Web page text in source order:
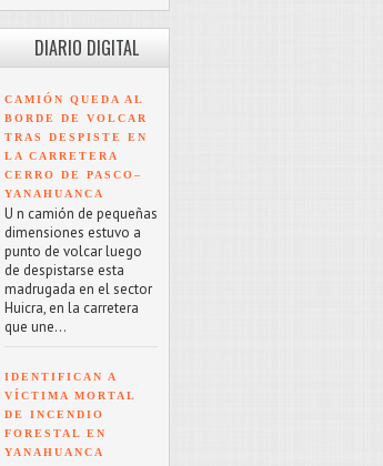
DIARIO DIGITAL
CAMIÓN QUEDA AL
BORDE DE VOLCAR
TRAS DESPISTE EN
LA CARRETERA
CERRO DE PASCO–
YANAHUANCA
U n camión de pequeñas
dimensiones estuvo a
punto de volcar luego
de despistarse esta
madrugada en el sector
Huicra, en la carretera
que une...
IDENTIFICAN A
VÍCTIMA MORTAL
DE INCENDIO
FORESTAL EN
YANAHUANCA